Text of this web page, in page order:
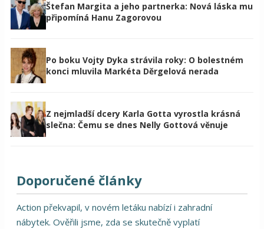
Štefan Margita a jeho partnerka: Nová láska mu
připomíná Hanu Zagorovou
Po boku Vojty Dyka strávila roky: O bolestném
konci mluvila Markéta Děrgelová nerada
Z nejmladší dcery Karla Gotta vyrostla krásná
slečna: Čemu se dnes Nelly Gottová věnuje
Doporučené články
Action překvapil, v novém letáku nabízí i zahradní
nábytek. Ověřili jsme, zda se skutečně vyplatí